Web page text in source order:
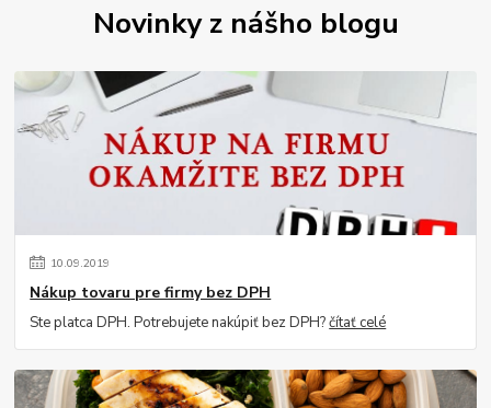
Novinky z nášho blogu
10.09.2019
Nákup tovaru pre firmy bez DPH
Ste platca DPH. Potrebujete nakúpiť bez DPH?čítať celé